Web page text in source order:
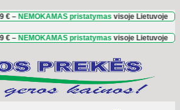
pristatymasvisoje Lietuvoje 🚛
pristatymasvisoje Lietuvoje 🚛